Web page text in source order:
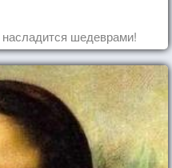
шедеврами!